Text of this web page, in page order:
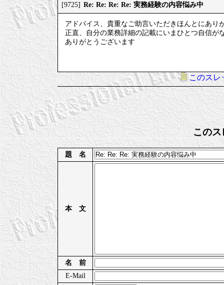
[9725] Re: Re: Re: Re: 実務経験の内容悩み中
アドバイス、貴重なご助言いただきほんとにあり
正直、自分の業務詳細の記載にいまひとつ自信が
ありがとうございます
このスレ
この
題 名
本 文
名 前
E-Mail